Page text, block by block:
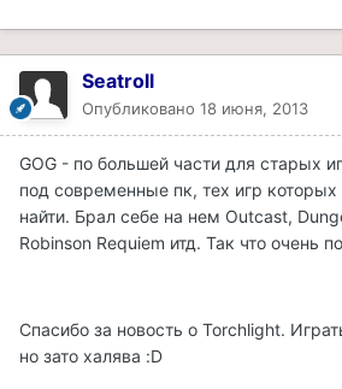
Seatroll
Опубликовано 18 июня, 2013
GOG - по большей части для старых
под современные пк, тех игр
найти. Брал себе на нем Outcast,
Robinson Requiem итд. Так что очень
Спасибо за новость о Torchlight.
но зато халява :D